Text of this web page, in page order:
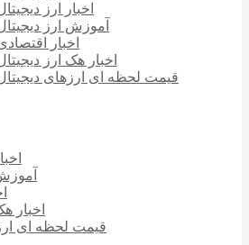
اخبار ارز
آموزش ارز
اخبار
اخبار هک ارز
قیمت لحظه ای ارزهای
اخبار
قیمت لحظه ای